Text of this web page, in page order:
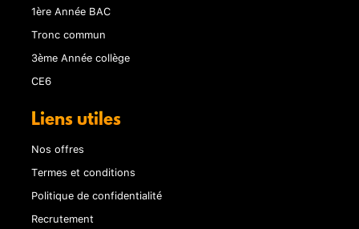
1ère Année BAC
Tronc commun
3ème Année collège
CE6
Liens utiles
Nos offres
Termes et conditions
Politique de confidentialité
Recrutement